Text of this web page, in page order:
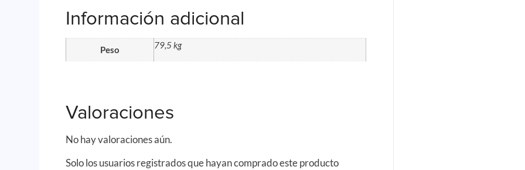
Información adicional
Peso 79,5 kg
Valoraciones
No hay valoraciones aún.
Solo los usuarios registrados que hayan comprado este producto